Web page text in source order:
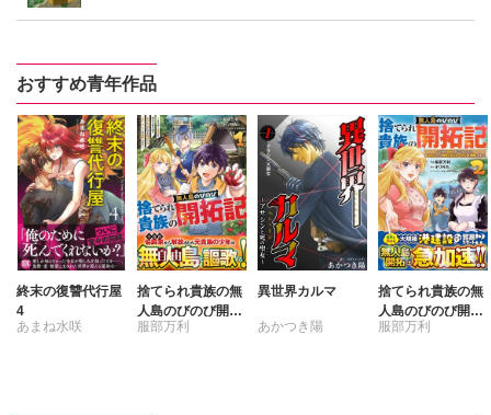
おすすめ青年作品
終末の復讐代行屋
4
あまね水咲
捨てられ貴族の無
人島のびのび開拓
記～ようやく自由
服部万利
異世界カルマ
あかつき陽
捨てられ貴族の無
人島のびのび開拓
記～ようやく自由
服部万利